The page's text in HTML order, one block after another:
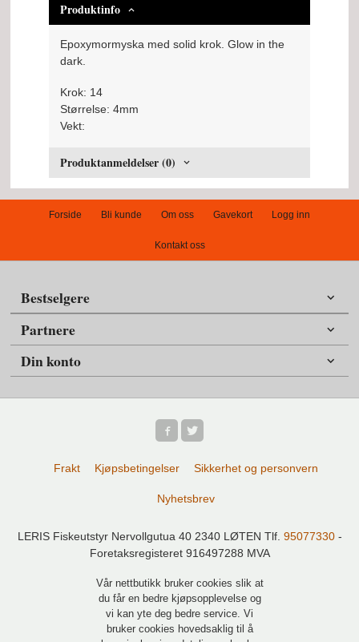
Produktinfo
Epoxymormyska med solid krok. Glow in the
dark.
Krok: 14
Størrelse: 4mm
Vekt:
Produktanmeldelser (0)
Forside Bli kunde Om oss Gavekort Logg inn
Kontakt oss
Bestselgere
Partnere
Din konto
Frakt Kjøpsbetingelser Sikkerhet og personvern
Nyhetsbrev
LERIS Fiskeutstyr Nervollgutua 40 2340 LØTEN Tlf. 95077330-
Foretaksregisteret 916497288 MVA
Vår nettbutikk bruker cookies slik at
du får en bedre kjøpsopplevelse og
vi kan yte deg bedre service. Vi
bruker cookies hovedsaklig til å